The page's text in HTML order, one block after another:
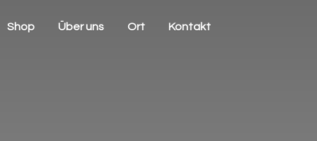
Shop Über uns Ort Kontakt